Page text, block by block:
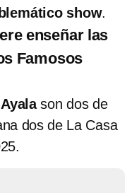
show.
enseñar las
Famosos
son dos de
dos de La Casa